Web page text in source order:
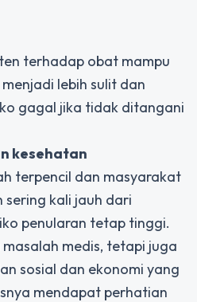
terhadap obat mampu
lebih sulit dan
gagal jika tidak ditangani
kesehatan
terpencil dan masyarakat
sering kali jauh dari
penularan tetap tinggi.
medis, tetapi juga
sosial dan ekonomi yang
mendapat perhatian